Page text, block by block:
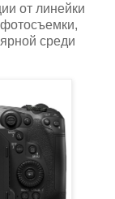
от линейки
среди